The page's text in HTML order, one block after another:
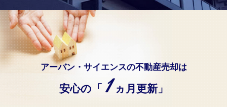
アーバン・サイエンスの不動産売却は
安心の「 1 ヵ月更新」